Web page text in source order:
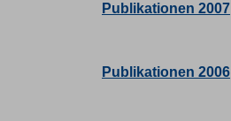
Publikationen 2007
Publikationen 2006